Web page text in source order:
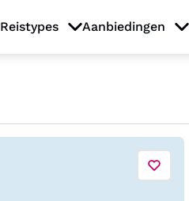
Reistypes Aanbiedingen